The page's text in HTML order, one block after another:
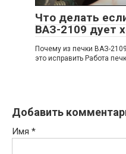
Что делать
ВАЗ-2109 дует
Почему из печки ВАЗ-
это исправить Работа
Добавить
Имя *